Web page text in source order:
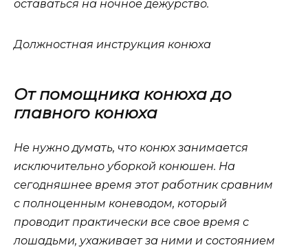
оставаться на ночное дежурство.
Должностная инструкция конюха
От помощника конюха до
главного конюха
Не нужно думать, что конюх занимается
исключительно уборкой конюшен. На
сегодняшнее время этот работник сравним
с полноценным коневодом, который
проводит практически все свое время с
лошадьми, ухаживает за ними и состоянием